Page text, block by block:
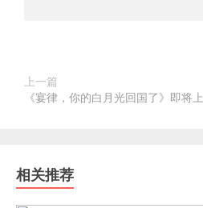
上一篇
《宴律，你的白月光回国了》即将上
相关推荐